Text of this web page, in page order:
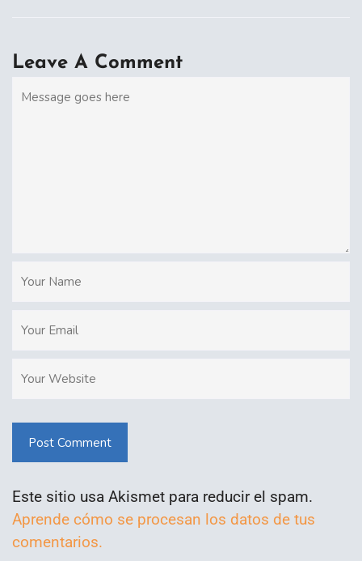
Leave A Comment
Post Comment
Este sitio usa Akismet para reducir el spam.
Aprende cómo se procesan los datos de tus
comentarios.